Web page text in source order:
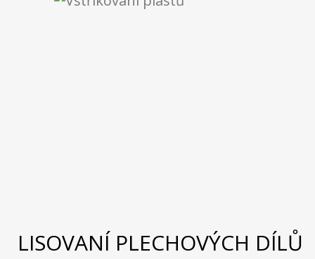
LISOVANÍ PLECHOVÝCH DÍLŮ